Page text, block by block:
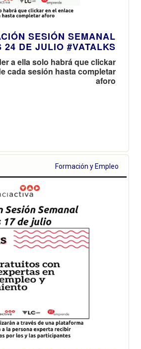
SESIÓN SEMANAL
24 DE JULIO #VATALKS
a ella solo habrá que clickar
cada sesión hasta completar
aforo
Formación y Empleo